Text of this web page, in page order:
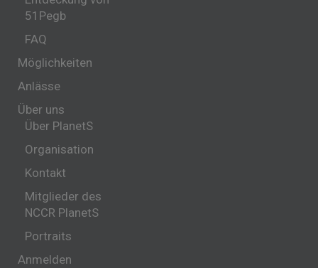
51Pegb
FAQ
Möglichkeiten
Anlässe
Über uns
Über PlanetS
Organisation
Kontakt
Mitglieder des
NCCR PlanetS
Portraits
Anmelden